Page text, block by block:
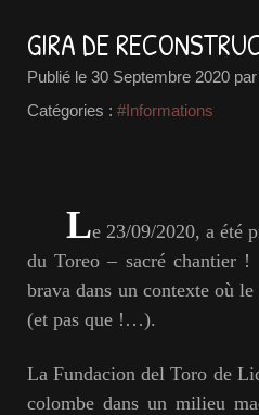
GIRA DE
Publié le 30 Septembre 2020
Catégories : #Informations
Le 23/09/2020, a été
du Toreo – sacré chantier
brava dans un contexte où
(et pas que !…).
La Fundacion del Toro de
colombe dans un milieu